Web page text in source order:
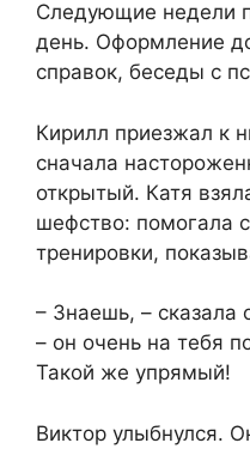
Следующие недели
день. Оформление
справок, беседы с
Кирилл приезжал к
сначала
открытый. Катя
шефство: помогала
тренировки,
– Знаешь, – сказала
– он очень на тебя
Такой же упрямый!
Виктор улыбнулся.